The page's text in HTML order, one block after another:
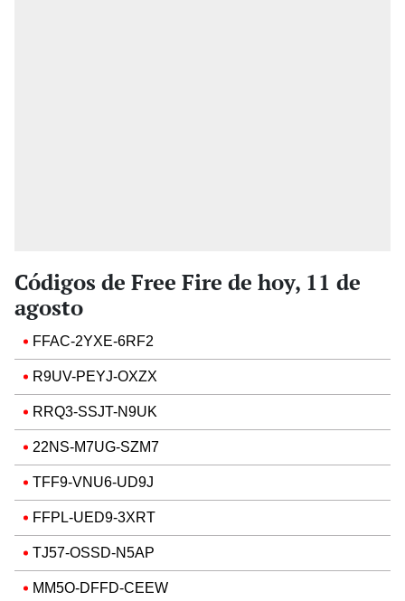
Códigos de Free Fire de hoy, 11 de
agosto
FFAC-2YXE-6RF2
R9UV-PEYJ-OXZX
RRQ3-SSJT-N9UK
22NS-M7UG-SZM7
TFF9-VNU6-UD9J
FFPL-UED9-3XRT
TJ57-OSSD-N5AP
MM5O-DFFD-CEEW